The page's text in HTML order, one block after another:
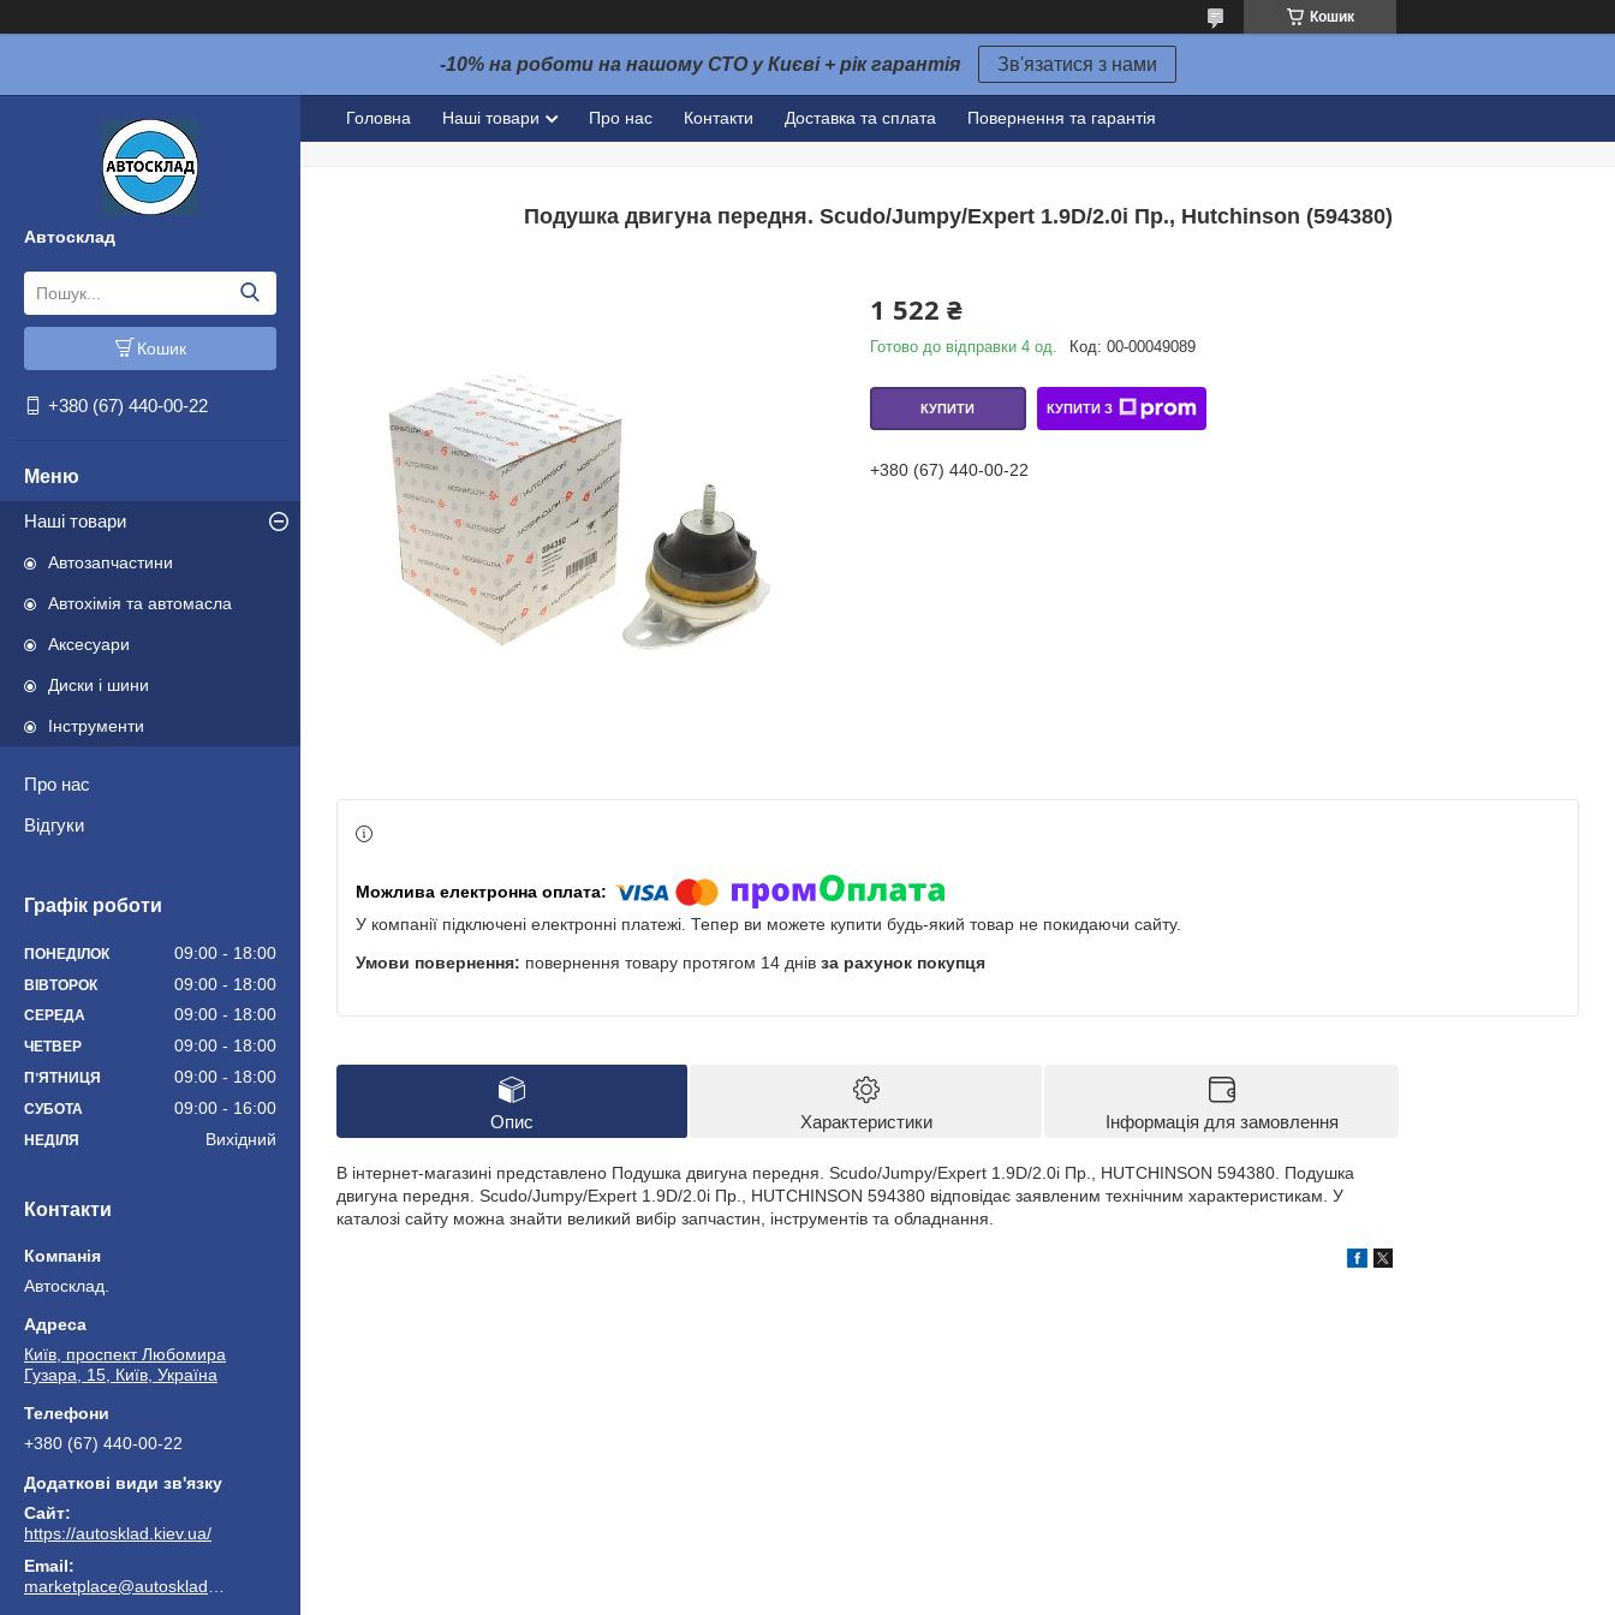
Кошик
-10% на роботи на нашому СТО у Києві + рік гарантія Зв'язатися з нами
Автосклад
Кошик
+380 (67) 440-00-22
Наші товари
Автозапчастини
Автохімія та автомасла
Аксесуари
Диски і шини
Інструменти
Про нас
Відгуки
Графік роботи
ПОНЕДІЛОК 09:00 18:00
ВІВТОРОК 09:00 18:00
СЕРЕДА 09:00 18:00
ЧЕТВЕР 09:00 18:00
ПʼЯТНИЦЯ 09:00 18:00
СУБОТА 09:00 16:00
НЕДІЛЯ Вихідний
Контакти
Автосклад.
Київ, проспект Любомира
Гузара, 15, Київ, Україна
+380 (67) 440-00-22
https://autosklad.kiev.ua/
Головна Наші товари Про нас Контакти Доставка та сплата Повернення та гарантія
Подушка двигуна передня. Scudo/Jumpy/Expert 1.9D/2.0i Пр., Hutchinson (594380)
1 522 ₴
Готово до відправки 4 од. Код: 00-00049089
КУПИТИ КУПИТИ З
+380 (67) 440-00-22
У компанії підключені електронні платежі. Тепер ви можете купити будь-який товар не покидаючи сайту.
повернення товару протягом 14 днів за рахунок покупця
Опис Характеристики Інформація для замовлення
В інтернет-магазині представлено Подушка двигуна передня. Scudo/Jumpy/Expert 1.9D/2.0i Пр., HUTCHINSON 594380. Подушка
двигуна передня. Scudo/Jumpy/Expert 1.9D/2.0i Пр., HUTCHINSON 594380 відповідає заявленим технічним характеристикам. У
каталозі сайту можна знайти великий вибір запчастин, інструментів та обладнання.